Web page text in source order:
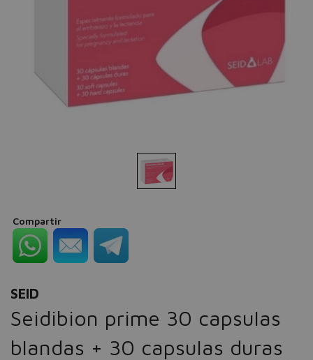
Compartir
SEID
Seidibion prime 30 capsulas
blandas + 30 capsulas duras